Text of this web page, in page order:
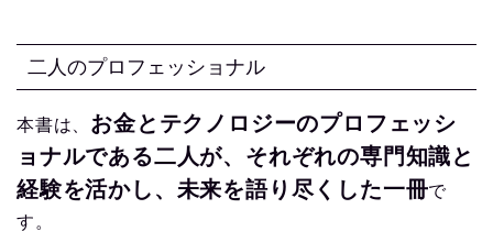
二人のプロフェッショナル
本書は、 お金とテクノロジーのプロフェッシ
ョナルである二人が、それぞれの専門知識と
経験を活かし、未来を語り尽くした一冊で
す。